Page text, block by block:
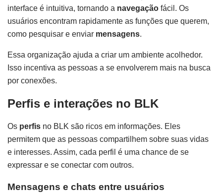
interface é intuitiva, tornando a navegação fácil. Os
usuários encontram rapidamente as funções que querem,
como pesquisar e enviar mensagens.
Essa organização ajuda a criar um ambiente acolhedor.
Isso incentiva as pessoas a se envolverem mais na busca
por conexões.
Perfis e interações no BLK
Os perfis no BLK são ricos em informações. Eles
permitem que as pessoas compartilhem sobre suas vidas
e interesses. Assim, cada perfil é uma chance de se
expressar e se conectar com outros.
Mensagens e chats entre usuários